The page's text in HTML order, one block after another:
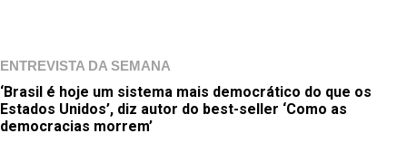
ENTREVISTA DA SEMANA
‘Brasil é hoje um sistema mais democrático do que os
Estados Unidos’, diz autor do best-seller ‘Como as
democracias morrem’